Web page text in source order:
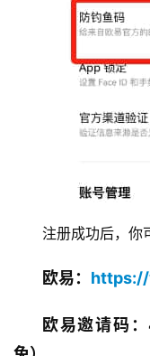
注册成功后，你
欧易：
欧易邀请码